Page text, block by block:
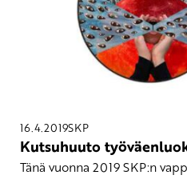
16.4.2019SKP
Kutsuhuuto
Tänä vuonna 2019 SKP:n